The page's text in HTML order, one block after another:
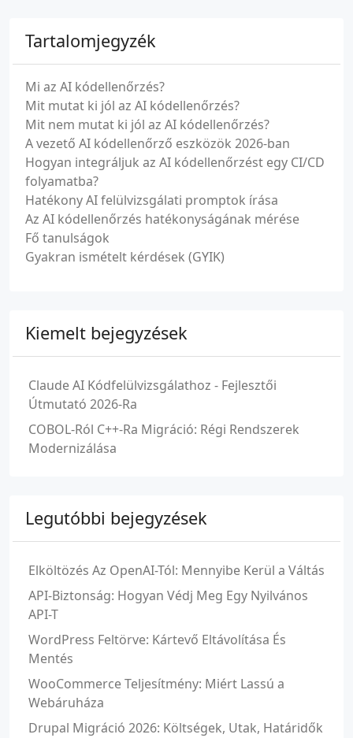
Tartalomjegyzék
Mi az AI kódellenőrzés?
Mit mutat ki jól az AI kódellenőrzés?
Mit nem mutat ki jól az AI kódellenőrzés?
A vezető AI kódellenőrző eszközök 2026-ban
Hogyan integráljuk az AI kódellenőrzést egy CI/CD
folyamatba?
Hatékony AI felülvizsgálati promptok írása
Az AI kódellenőrzés hatékonyságának mérése
Fő tanulságok
Gyakran ismételt kérdések (GYIK)
Kiemelt bejegyzések
Claude AI Kódfelülvizsgálathoz - Fejlesztői
Útmutató 2026-Ra
COBOL-Ról C++-Ra Migráció: Régi Rendszerek
Modernizálása
Legutóbbi bejegyzések
Elköltözés Az OpenAI-Tól: Mennyibe Kerül a Váltás
API-Biztonság: Hogyan Védj Meg Egy Nyilvános
API-T
WordPress Feltörve: Kártevő Eltávolítása És
Mentés
WooCommerce Teljesítmény: Miért Lassú a
Webáruháza
Drupal Migráció 2026: Költségek, Utak, Határidők